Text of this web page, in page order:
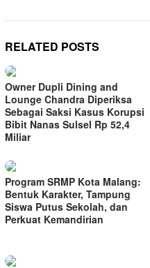
RELATED POSTS
Owner Dupli Dining and
Lounge Chandra Diperiksa
Sebagai Saksi Kasus Korupsi
Bibit Nanas Sulsel Rp 52,4
Miliar
Program SRMP Kota Malang:
Bentuk Karakter, Tampung
Siswa Putus Sekolah, dan
Perkuat Kemandirian